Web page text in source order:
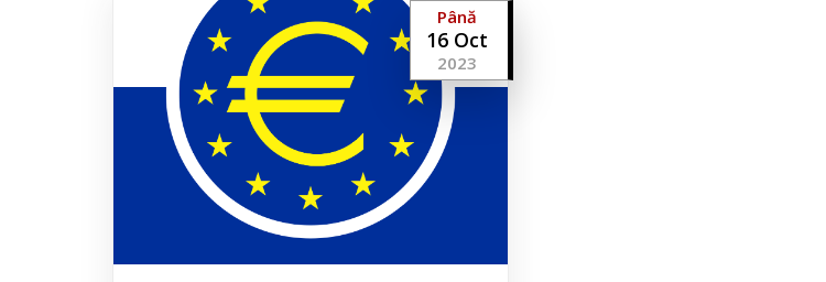
Până
16 Oct
2023